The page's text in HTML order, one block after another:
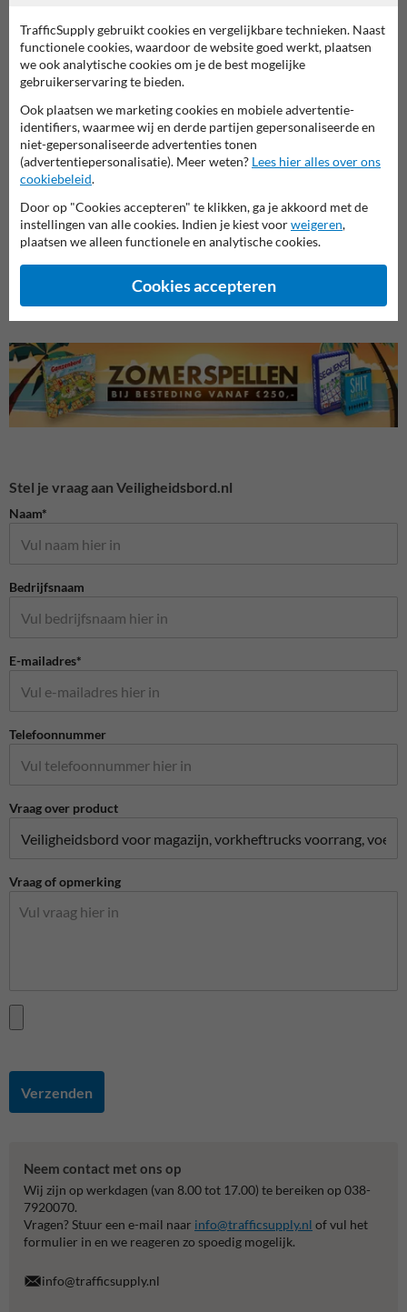
Veiligheidsborden magazijn
en werkplaats
Veiligheidsborden voor
terrein
Stel je vraag aan Veiligheidsbord.nl
Naam*
Bedrijfsnaam
E-mailadres*
Telefoonnummer
Vraag over product
Vraag of opmerking
Verzenden
Neem contact met ons op
Wij zijn op werkdagen (van 8.00 tot 17.00) te bereiken op 038-
7920070.
Vragen? Stuur een e-mail naar info@trafficsupply.nl of vul het
formulier in en we reageren zo spoedig mogelijk.
info@trafficsupply.nl
TrafficSupply gebruikt cookies en vergelijkbare technieken. Naast
functionele cookies, waardoor de website goed werkt, plaatsen
we ook analytische cookies om je de best mogelijke
gebruikerservaring te bieden.
Ook plaatsen we marketing cookies en mobiele advertentie-
identifiers, waarmee wij en derde partijen gepersonaliseerde en
niet-gepersonaliseerde advertenties tonen
(advertentiepersonalisatie). Meer weten? Lees hier alles over ons
cookiebeleid.
Door op "Cookies accepteren" te klikken, ga je akkoord met de
instellingen van alle cookies. Indien je kiest voorweigeren,
plaatsen we alleen functionele en analytische cookies.
Cookies accepteren